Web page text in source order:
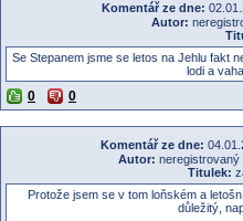
Komentář ze dne:
Autor:
Se Stepanem jsme se letos na Jehlu fakt
lodi a
0 0
Komentář ze dne:
Autor:
Titulek:
Protože jsem se v tom loňském a
důležitý,